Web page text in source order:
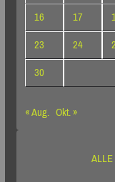
16
17
23
24
30
« Aug. Okt. »